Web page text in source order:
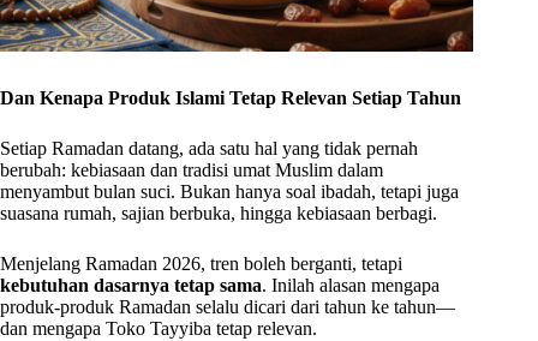
Dan Kenapa Produk Islami Tetap Relevan Setiap Tahun
Setiap Ramadan datang, ada satu hal yang tidak pernah
berubah: kebiasaan dan tradisi umat Muslim dalam
menyambut bulan suci. Bukan hanya soal ibadah, tetapi juga
suasana rumah, sajian berbuka, hingga kebiasaan berbagi.
Menjelang Ramadan 2026, tren boleh berganti, tetapi
kebutuhan dasarnya tetap sama. Inilah alasan mengapa
produk-produk Ramadan selalu dicari dari tahun ke tahun—
dan mengapa Toko Tayyiba tetap relevan.